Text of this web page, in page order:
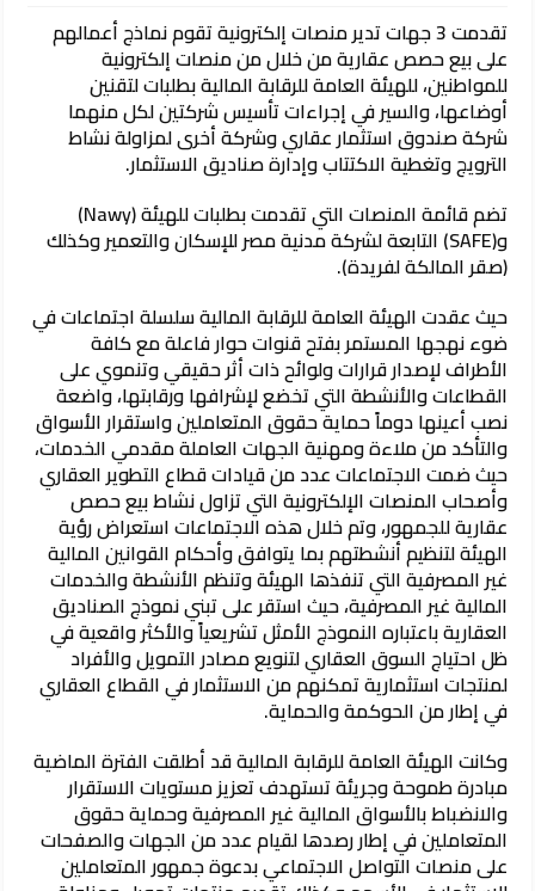
تقدمت 3 جهات تدير منصات إلكترونية تقوم نماذج أعمالهم
على بيع حصص عقارية من خلال من منصات إلكترونية
للمواطنين، للهيئة العامة للرقابة المالية بطلبات لتقنين
أوضاعها، والسير في إجراءات تأسيس شركتين لكل منهما
شركة صندوق استثمار عقاري وشركة أخرى لمزاولة نشاط
الترويج وتغطية الاكتتاب وإدارة صناديق الاستثمار.
تضم قائمة المنصات التي تقدمت بطلبات للهيئة (Nawy)
و(SAFE) التابعة لشركة مدنية مصر للإسكان والتعمير وكذلك
(صقر المالكة لفريدة).
حيث عقدت الهيئة العامة للرقابة المالية سلسلة اجتماعات في
ضوء نهجها المستمر بفتح قنوات حوار فاعلة مع كافة
الأطراف لإصدار قرارات ولوائح ذات أثر حقيقي وتنموي على
القطاعات والأنشطة التي تخضع لإشرافها ورقابتها، واضعة
نصب أعينها دوماً حماية حقوق المتعاملين واستقرار الأسواق
والتأكد من ملاءة ومهنية الجهات العاملة مقدمي الخدمات،
حيث ضمت الاجتماعات عدد من قيادات قطاع التطوير العقاري
وأصحاب المنصات الإلكترونية التي تزاول نشاط بيع حصص
عقارية للجمهور، وتم خلال هذه الاجتماعات استعراض رؤية
الهيئة لتنظيم أنشطتهم بما يتوافق وأحكام القوانين المالية
غير المصرفية التي تنفذها الهيئة وتنظم الأنشطة والخدمات
المالية غير المصرفية، حيث استقر على تبني نموذج الصناديق
العقارية باعتباره النموذج الأمثل تشريعياً والأكثر واقعية في
ظل احتياج السوق العقاري لتنويع مصادر التمويل والأفراد
لمنتجات استثمارية تمكنهم من الاستثمار في القطاع العقاري
في إطار من الحوكمة والحماية.
وكانت الهيئة العامة للرقابة المالية قد أطلقت الفترة الماضية
مبادرة طموحة وجريئة تستهدف تعزيز مستويات الاستقرار
والانضباط بالأسواق المالية غير المصرفية وحماية حقوق
المتعاملين في إطار رصدها لقيام عدد من الجهات والصفحات
على منصات التواصل الاجتماعي بدعوة جمهور المتعاملين